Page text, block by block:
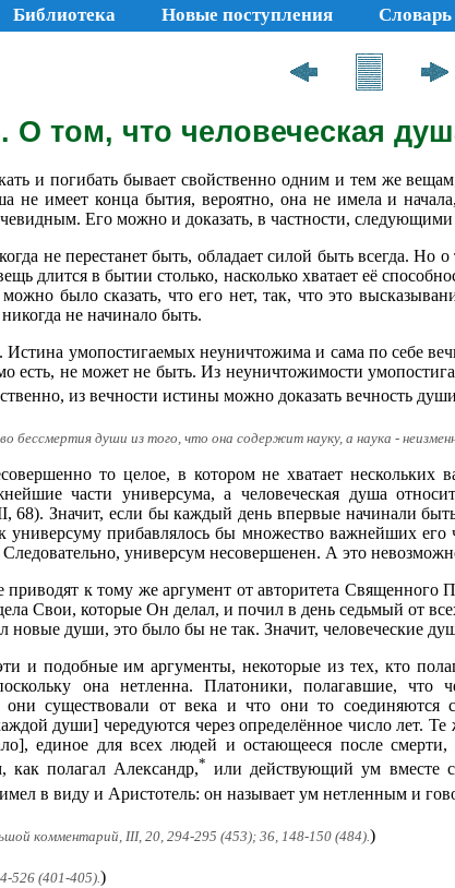
Библиотека Новые поступления Словарь
О том, что человеческая
и погибать бывает свойственно одним и тем же
не имеет конца бытия, вероятно, она не имела и
Его можно и доказать, в частности,
не перестанет быть, обладает силой быть всегда. Но о
длится в бытии столько, насколько хватает её
было сказать, что его нет, так, что это
не начинало быть.
умопостигаемых неуничтожима и сама по себе
есть, не может не быть. Из неуничтожимости
из вечности истины можно доказать вечность
бессмертия души из того, что она содержит науку, а наука -
то целое, в котором не хватает нескольких
части универсума, а человеческая душа
68). Значит, если бы каждый день впервые начинали
прибавлялось бы множество важнейших его
Следовательно, универсум несовершенен. А это
приводят к тому же аргумент от авторитета
Свои, которые Он делал, и почил в день седьмый от
новые души, это было бы не так. Значит, человеческие
и подобные им аргументы, некоторые из тех, кто
она нетленна. Платоники, полагавшие, что
они существовали от века и что они то
души] чередуются через определённое число лет.
единое для всех людей и остающееся после
как полагал Александр,* или действующий ум вместе
в виду и Аристотель: он называет ум нетленным и
комментарий, III, 20, 294-295 (453); 36, 148-150 (484).)
526 (401-405).)